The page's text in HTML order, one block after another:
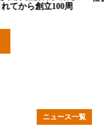
ニュース一覧